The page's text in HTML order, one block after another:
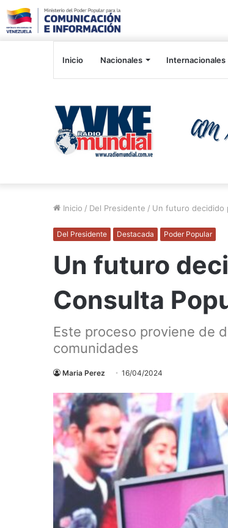
Inicio Nacionales Internacionales
Inicio / Del Presidente / Un futuro decidido
Del Presidente Destacada Poder Popular
Un futuro
Consulta
Este proceso proviene de
comunidades
Maria Perez 16/04/2024